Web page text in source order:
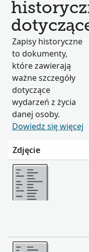
Zapisy historyczne
to dokumenty,
które zawierają
ważne szczegóły
dotyczące
wydarzeń z życia
danej osoby.
Dowiedz się więcej
Zdjęcie
Więcej
Więcej